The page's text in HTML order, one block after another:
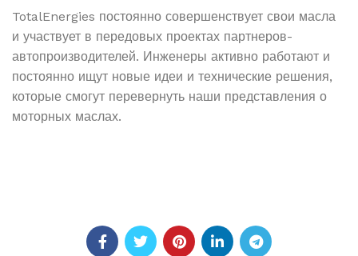
TotalEnergies постоянно совершенствует свои масла
и участвует в передовых проектах партнеров-
автопроизводителей. Инженеры активно работают и
постоянно ищут новые идеи и технические решения,
которые смогут перевернуть наши представления о
моторных маслах.